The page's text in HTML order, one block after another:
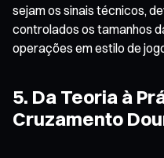
sejam os sinais técnicos,
controlados os tamanhos
operações em estilo de
5. Da Teoria à
Cruzamento